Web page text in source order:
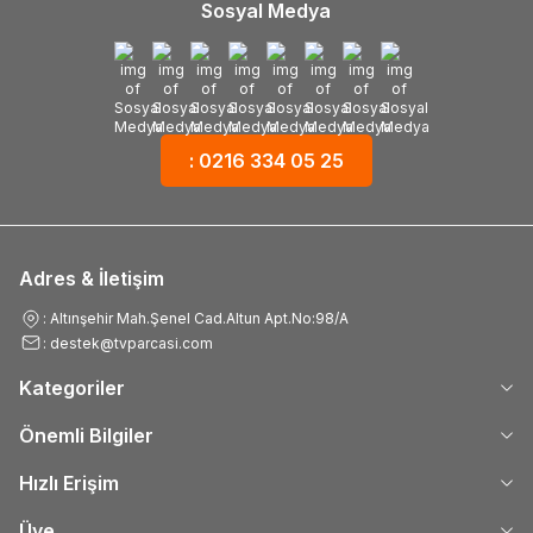
Sosyal Medya
: 0216 334 05 25
Adres & İletişim
: Altınşehir Mah.Şenel Cad.Altun Apt.No:98/A
: destek@tvparcasi.com
Kategoriler
Önemli Bilgiler
Hızlı Erişim